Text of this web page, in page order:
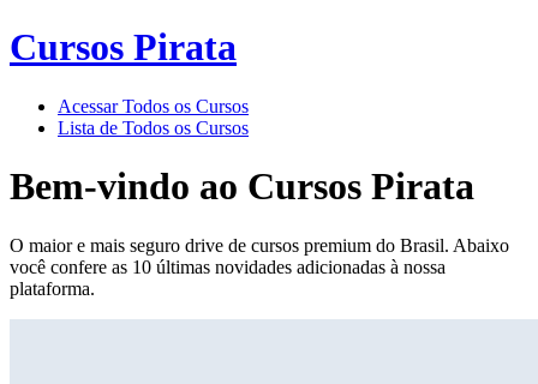
Cursos Pirata
Acessar Todos os Cursos
Lista de Todos os Cursos
Bem-vindo ao Cursos Pirata
O maior e mais seguro drive de cursos premium do Brasil. Abaixo
você confere as 10 últimas novidades adicionadas à nossa
plataforma.